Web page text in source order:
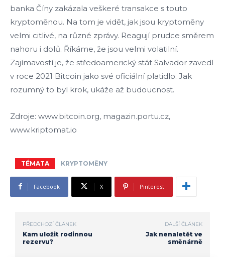
banka Číny zakázala veškeré transakce s touto
kryptoměnou. Na tom je vidět, jak jsou kryptoměny
velmi citlivé, na různé zprávy. Reagují prudce směrem
nahoru i dolů. Říkáme, že jsou velmi volatilní.
Zajímavostí je, že středoamerický stát Salvador zavedl
v roce 2021 Bitcoin jako své oficiální platidlo. Jak
rozumný to byl krok, ukáže až budoucnost.
Zdroje: www.bitcoin.org, magazin.portu.cz,
www.kriptomat.io
TÉMATA KRYPTOMĚNY
Facebook X Pinterest
PŘEDCHOZÍ ČLÁNEK
Kam uložit rodinnou
rezervu?
DALŠÍ ČLÁNEK
Jak nenaletět ve
směnárně